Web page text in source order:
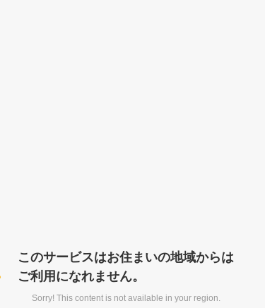
このサービスはお住まいの地域からは
ご利用になれません。
Sorry! This content is not available in your region.